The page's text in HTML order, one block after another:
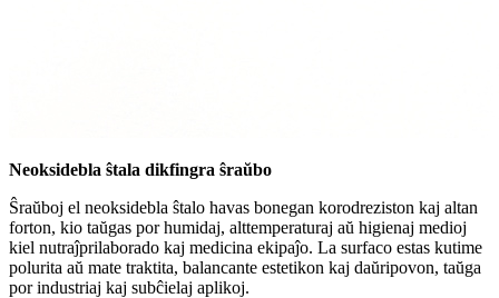
Neoksidebla ŝtala dikfingra ŝraŭbo
Ŝraŭboj el neoksidebla ŝtalo havas bonegan korodreziston kaj altan
forton, kio taŭgas por humidaj, alttemperaturaj aŭ higienaj medioj
kiel nutraĵprilaborado kaj medicina ekipaĵo. La surfaco estas kutime
polurita aŭ mate traktita, balancante estetikon kaj daŭripovon, taŭga
por industriaj kaj subĉielaj aplikoj.